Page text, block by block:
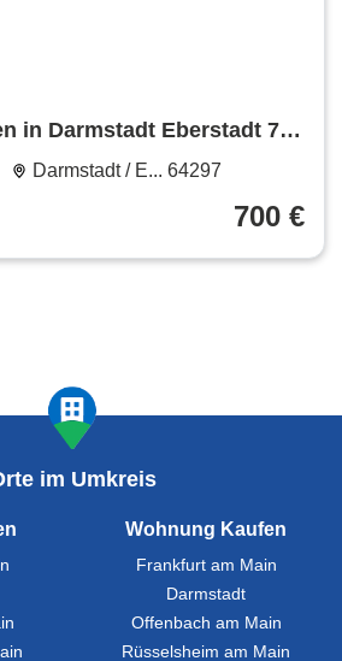
in Darmstadt Eberstadt 700
Darmstadt / E... 64297
700 €
im Umkreis
Wohnung Kaufen
Frankfurt am Main
Darmstadt
Offenbach am Main
Rüsselsheim am Main